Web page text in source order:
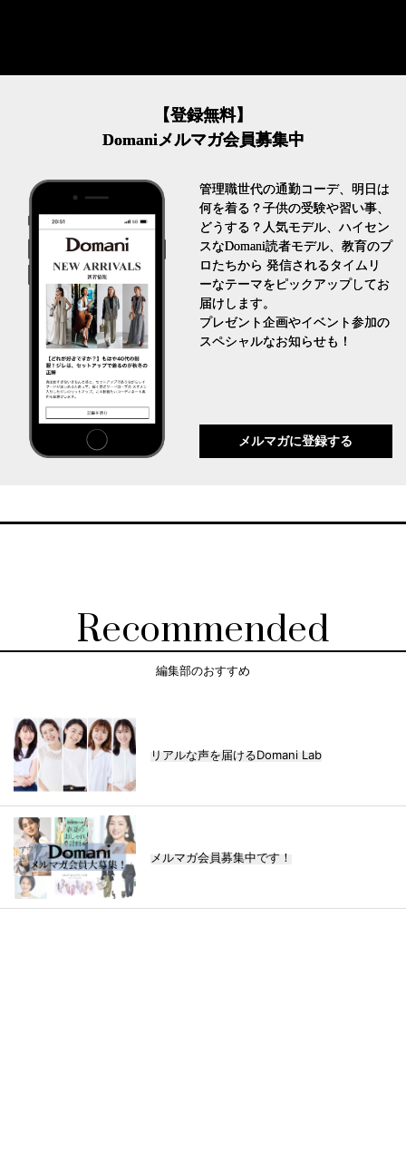
【登録無料】
Domaniメルマガ会員募集中
管理職世代の通勤コーデ、明日は
何を着る？子供の受験や習い事、
どうする？人気モデル、ハイセン
スなDomani読者モデル、教育のプ
ロたちから 発信されるタイムリ
ーなテーマをピックアップしてお
届けします。
プレゼント企画やイベント参加の
スペシャルなお知らせも！
メルマガに登録する
Recommended
編集部のおすすめ
リアルな声を届けるDomani Lab
メルマガ会員募集中です！